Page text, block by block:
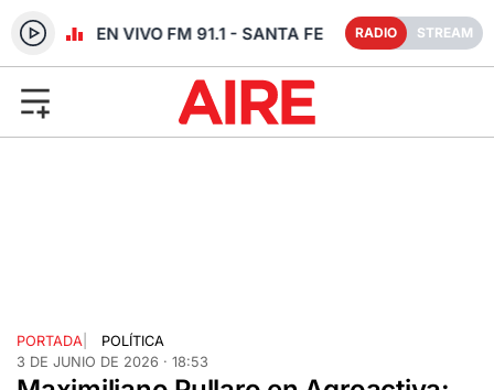
RADIO EN VIVO FM 91.1 - SANTA FE RADIO STREAM
PORTADA
POLÍTICA
3 DE JUNIO DE 2026 · 18:53